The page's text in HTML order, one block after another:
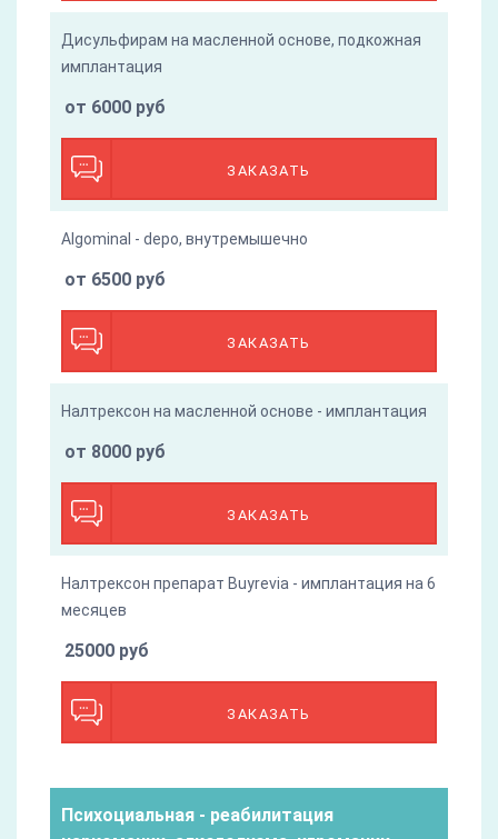
Дисульфирам на масленной основе, подкожная
имплантация
ЗАКАЗАТЬ
от 6000 руб
Algominal - depo, внутремышечно
ЗАКАЗАТЬ
от 6500 руб
Налтрексон на масленной основе - имплантация
ЗАКАЗАТЬ
от 8000 руб
Налтрексон препарат Buyrevia - имплантация на 6
месяцев
ЗАКАЗАТЬ
25000 руб
Психоциальная - реабилитация